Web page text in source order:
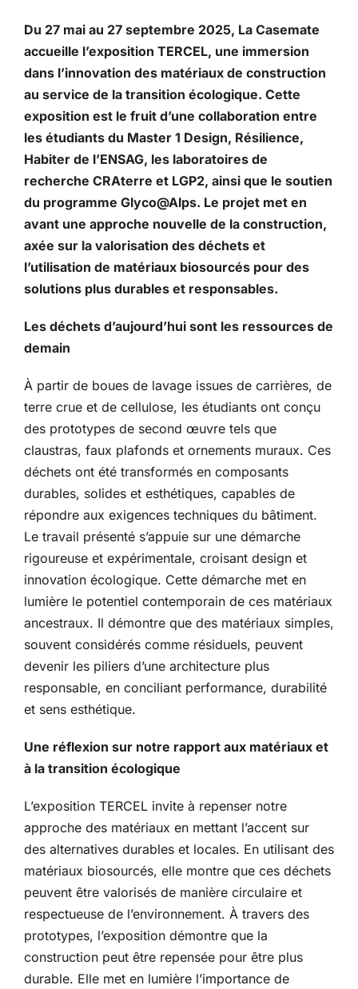
Du 27 mai au 27 septembre 2025, La Casemate
accueille l’exposition TERCEL, une immersion
dans l’innovation des matériaux de construction
au service de la transition écologique. Cette
exposition est le fruit d’une collaboration entre
les étudiants du Master 1 Design, Résilience,
Habiter de l’ENSAG, les laboratoires de
recherche CRAterre et LGP2, ainsi que le soutien
du programme Glyco@Alps. Le projet met en
avant une approche nouvelle de la construction,
axée sur la valorisation des déchets et
l’utilisation de matériaux biosourcés pour des
solutions plus durables et responsables.
Les déchets d’aujourd’hui sont les ressources de
demain
À partir de boues de lavage issues de carrières, de
terre crue et de cellulose, les étudiants ont conçu
des prototypes de second œuvre tels que
claustras, faux plafonds et ornements muraux. Ces
déchets ont été transformés en composants
durables, solides et esthétiques, capables de
répondre aux exigences techniques du bâtiment.
Le travail présenté s’appuie sur une démarche
rigoureuse et expérimentale, croisant design et
innovation écologique. Cette démarche met en
lumière le potentiel contemporain de ces matériaux
ancestraux. Il démontre que des matériaux simples,
souvent considérés comme résiduels, peuvent
devenir les piliers d’une architecture plus
responsable, en conciliant performance, durabilité
et sens esthétique.
Une réflexion sur notre rapport aux matériaux et
à la transition écologique
L’exposition TERCEL invite à repenser notre
approche des matériaux en mettant l’accent sur
des alternatives durables et locales. En utilisant des
matériaux biosourcés, elle montre que ces déchets
peuvent être valorisés de manière circulaire et
respectueuse de l’environnement. À travers des
prototypes, l’exposition démontre que la
construction peut être repensée pour être plus
durable. Elle met en lumière l’importance de